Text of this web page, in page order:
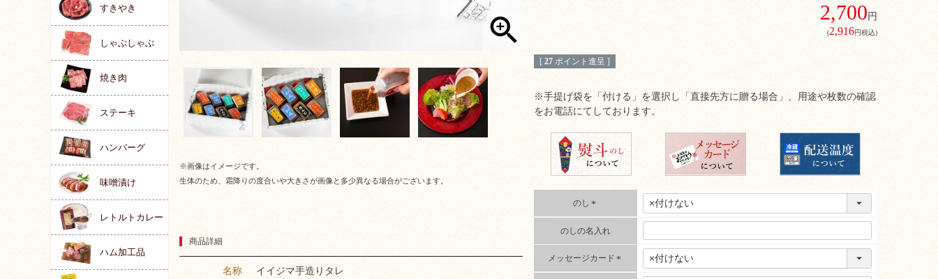
すきやき
しゃぶしゃぶ
焼き肉
ステーキ
ハンバーグ
味噌漬け
レトルトカレー
ハム加工品
※画像はイメージです。
生体のため、霜降りの度合いや大きさが画像と多少異なる場合がございます。
商品詳細
名称 イイジマ手造りタレ
2,700 円
(2,916円税込)
[ 27 ポイント進呈 ]
※手提げ袋を「付ける」を選択し「直接先方に贈る場合」、用途や枚数の確認
をお電話にてしております。
のし
(
必
須
)
のしの名入れ
メッセージカード
(